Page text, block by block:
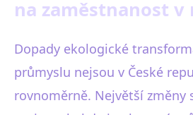
na zaměstnanost v
Dopady ekologické
průmyslu nejsou v České
rovnoměrně. Největší změny